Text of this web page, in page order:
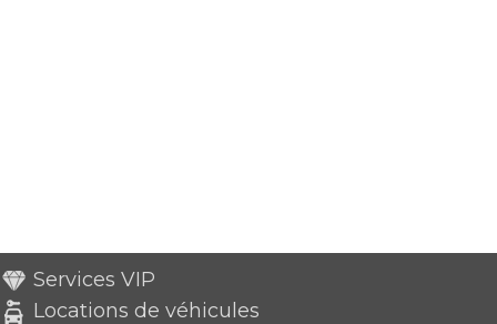
Services VIP
Locations de véhicules